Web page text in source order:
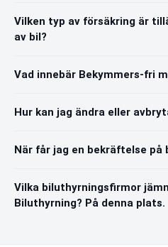
Vilken typ av försäkring är
av bil?
Vad innebär Bekymmers-fri
Hur kan jag ändra eller
När får jag en bekräftelse på
Vilka biluthyrningsfirmor
Biluthyrning? På denna plats.